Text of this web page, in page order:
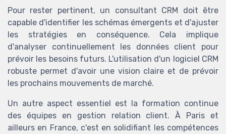
Pour rester pertinent, un consultant CRM doit être
capable d'identifier les schémas émergents et d'ajuster
les stratégies en conséquence. Cela implique
d'analyser continuellement les données client pour
prévoir les besoins futurs. L'utilisation d'un logiciel CRM
robuste permet d'avoir une vision claire et de prévoir
les prochains mouvements de marché.
Un autre aspect essentiel est la formation continue
des équipes en gestion relation client. À Paris et
ailleurs en France, c'est en solidifiant les compétences